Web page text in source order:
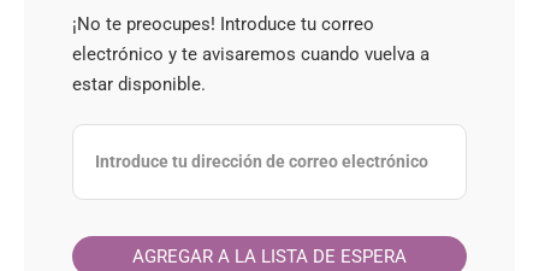
¡No te preocupes! Introduce tu correo
electrónico y te avisaremos cuando vuelva a
estar disponible.